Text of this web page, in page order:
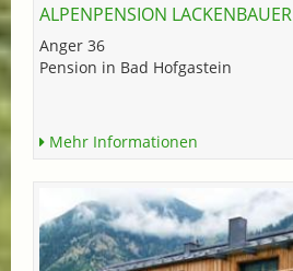
ALPENPENSION LACKENBAUER
Anger 36
Pension in Bad Hofgastein
Mehr Informationen